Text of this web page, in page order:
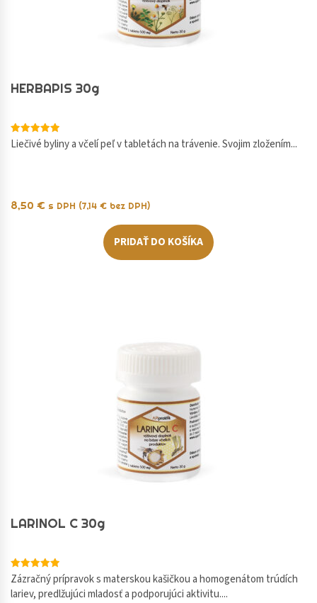
HERBAPIS 30g
Hodnotenie
5.00
Liečivé byliny a včelí peľ v tabletách na trávenie. Svojim zložením...
8,50 € s DPH (7,14 € bez DPH)
PRIDAŤ DO KOŠÍKA
LARINOL C 30g
Hodnotenie
5.00
z 5
Zázračný prípravok s materskou kašičkou a homogenátom trúdích
lariev, predlžujúci mladosť a podporujúci aktivitu....